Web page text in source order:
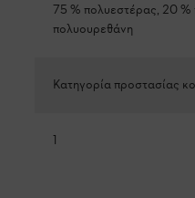
75 % πολυεστέρας, 20 %
πολυουρεθάνη
Κατηγορία προστασίας
1